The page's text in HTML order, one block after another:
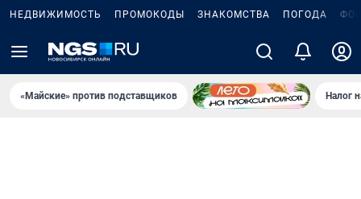
НЕДВИЖИМОСТЬ ПРОМОКОДЫ ЗНАКОМСТВА ПОГОДА
«Майские» против подставщиков Налог